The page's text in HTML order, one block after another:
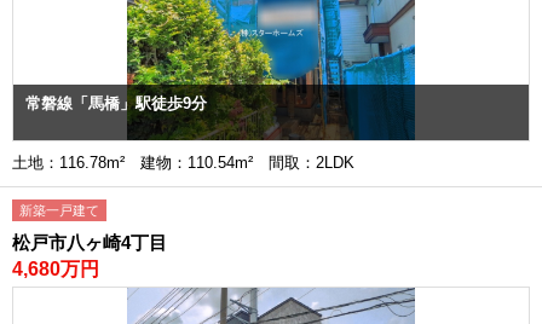
常磐線「馬橋」駅徒歩9分
土地：116.78m² 建物：110.54m² 間取：2LDK
新築一戸建て
松戸市八ヶ崎4丁目
4,680万円